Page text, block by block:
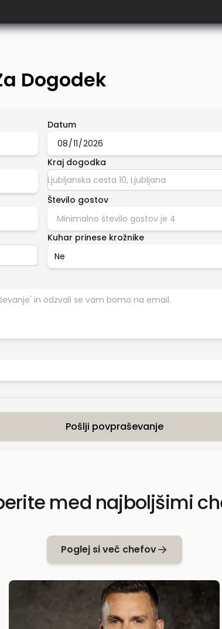
Dogodek
Datum
Kraj dogodka
Število gostov
Kuhar prinese krožnike
Ne
Pošlji povpraševanje
med najboljšimi
Poglej si več chefov